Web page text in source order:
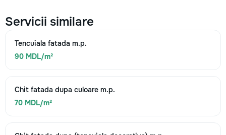
Servicii similare
Tencuiala fatada m.p.
90 MDL/m²
Chit fatada dupa culoare m.p.
70 MDL/m²